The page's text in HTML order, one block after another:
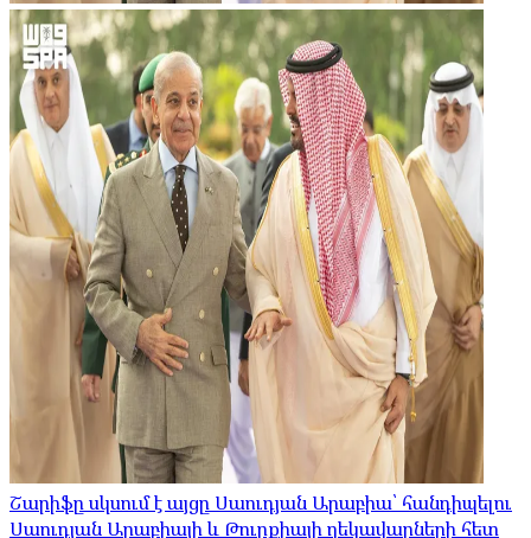
Շարիֆը սկսում է այցը Սաուդյան Արաբիա՝ հանդիպելու
Սաուդյան Արաբիայի և Թուրքիայի ղեկավարների հետ